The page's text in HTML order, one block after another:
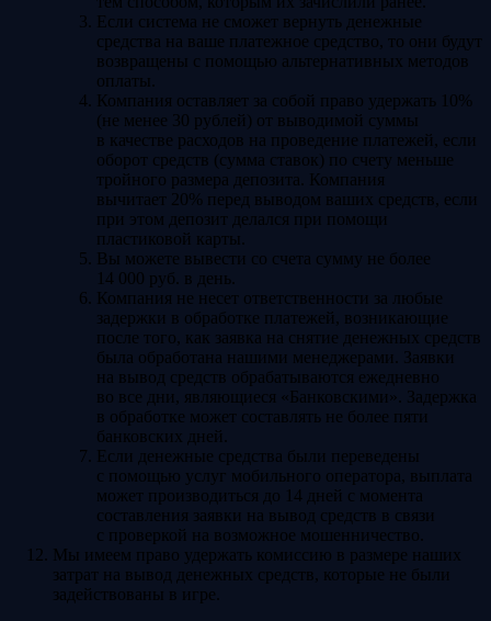
Если система не сможет вернуть денежные
средства на ваше платежное средство, то они будут
возвращены с помощью альтернативных методов
оплаты.
Компания оставляет за собой право удержать 10%
(не менее 30 рублей) от выводимой суммы
в качестве расходов на проведение платежей, если
оборот средств (сумма ставок) по счету меньше
тройного размера депозита. Компания
вычитает 20% перед выводом ваших средств, если
при этом депозит делался при помощи
пластиковой карты.
Вы можете вывести со счета сумму не более
14 000 руб. в день.
Компания не несет ответственности за любые
задержки в обработке платежей, возникающие
после того, как заявка на снятие денежных средств
была обработана нашими менеджерами. Заявки
на вывод средств обрабатываются ежедневно
во все дни, являющиеся «Банковскими». Задержка
в обработке может составлять не более пяти
банковских дней.
Если денежные средства были переведены
с помощью услуг мобильного оператора, выплата
может производиться до 14 дней с момента
составления заявки на вывод средств в связи
с проверкой на возможное мошенничество.
Мы имеем право удержать комиссию в размере наших
затрат на вывод денежных средств, которые не были
задействованы в игре.